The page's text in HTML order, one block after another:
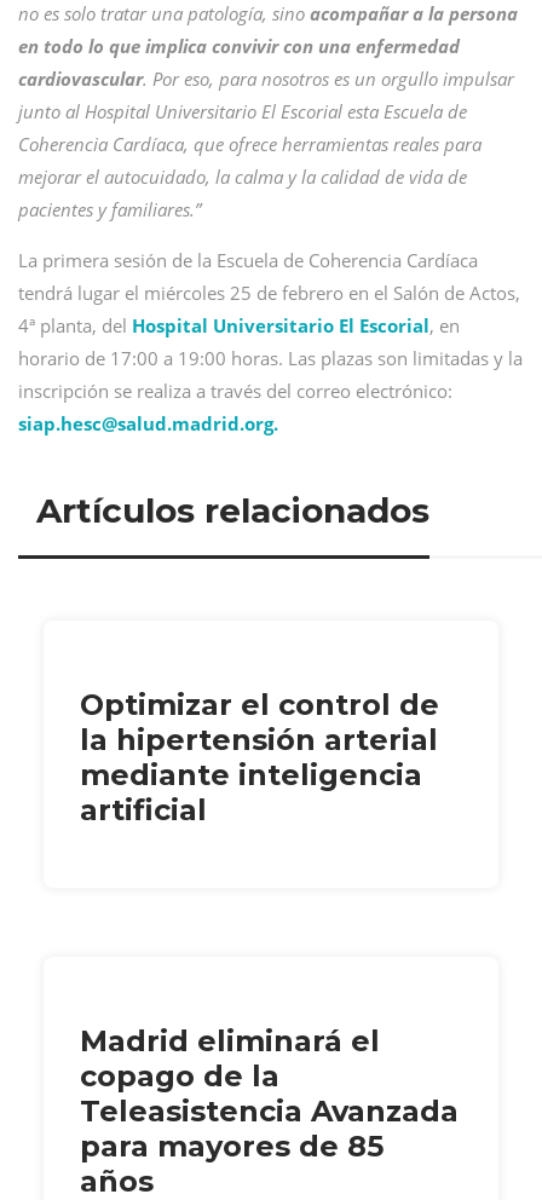
no es solo tratar una patología, sino acompañar a la persona
en todo lo que implica convivir con una enfermedad
cardiovascular. Por eso, para nosotros es un orgullo impulsar
junto al Hospital Universitario El Escorial esta Escuela de
Coherencia Cardíaca, que ofrece herramientas reales para
mejorar el autocuidado, la calma y la calidad de vida de
pacientes y familiares.”
La primera sesión de la Escuela de Coherencia Cardíaca
tendrá lugar el miércoles 25 de febrero en el Salón de Actos,
4ª planta, del Hospital Universitario El Escorial, en
horario de 17:00 a 19:00 horas. Las plazas son limitadas y la
inscripción se realiza a través del correo electrónico:
siap.hesc@salud.madrid.org.
Artículos relacionados
Optimizar el control de
la hipertensión arterial
mediante inteligencia
artificial
Madrid eliminará el
copago de la
Teleasistencia Avanzada
para mayores de 85
años